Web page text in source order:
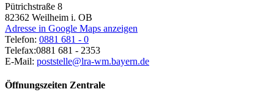
Pütrichstraße 8
82362 Weilheim i. OB
Adresse in Google Maps anzeigen
Telefon: 0881 681 - 0
Telefax:0881 681 - 2353
E-Mail: poststelle@lra-wm.bayern.de
Öffnungszeiten Zentrale